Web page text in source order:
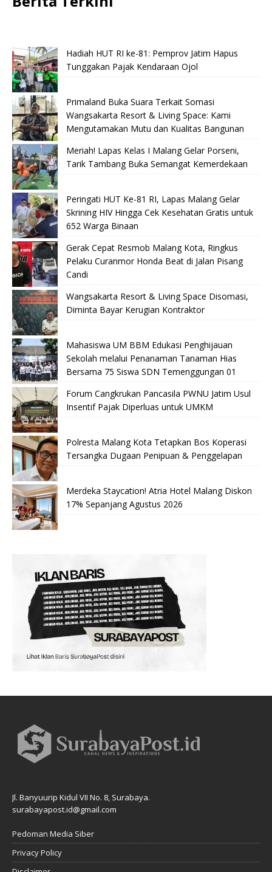
Hadiah HUT RI ke-81: Pemprov Jatim Hapus
Tunggakan Pajak Kendaraan Ojol
Primaland Buka Suara Terkait Somasi
Wangsakarta Resort & Living Space: Kami
Mengutamakan Mutu dan Kualitas Bangunan
Meriah! Lapas Kelas I Malang Gelar Porseni,
Tarik Tambang Buka Semangat Kemerdekaan
Peringati HUT Ke-81 RI, Lapas Malang Gelar
Skrining HIV Hingga Cek Kesehatan Gratis untuk
652 Warga Binaan
Gerak Cepat Resmob Malang Kota, Ringkus
Pelaku Curanmor Honda Beat di Jalan Pisang
Candi
Wangsakarta Resort & Living Space Disomasi,
Diminta Bayar Kerugian Kontraktor
Mahasiswa UM BBM Edukasi Penghijauan
Sekolah melalui Penanaman Tanaman Hias
Bersama 75 Siswa SDN Temenggungan 01
Forum Cangkrukan Pancasila PWNU Jatim Usul
Insentif Pajak Diperluas untuk UMKM
Polresta Malang Kota Tetapkan Bos Koperasi
Tersangka Dugaan Penipuan & Penggelapan
Merdeka Staycation! Atria Hotel Malang Diskon
17% Sepanjang Agustus 2026
Jl. Banyuurip Kidul VII No. 8, Surabaya.
surabayapost.id@gmail.com
Pedoman Media Siber
Privacy Policy